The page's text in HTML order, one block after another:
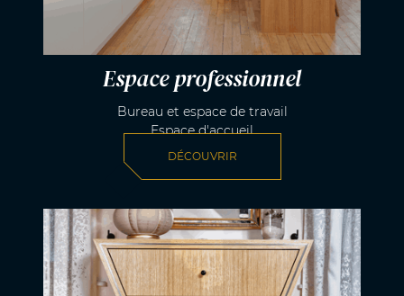
Espace professionnel
Bureau et espace de travail
Espace d'accueil
DÉCOUVRIR